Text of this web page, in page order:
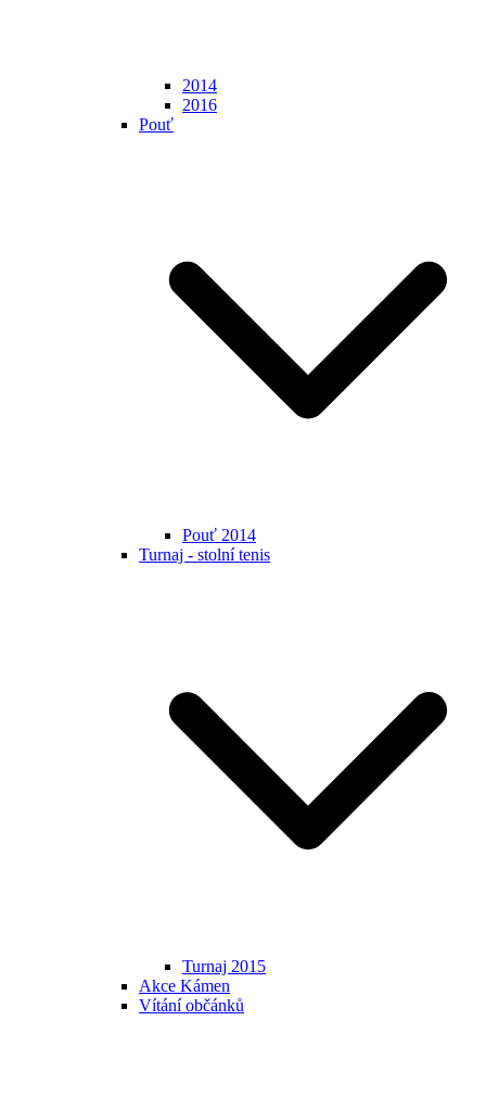
2014
2016
Pouť
Pouť 2014
Turnaj - stolní tenis
Turnaj 2015
Akce Kámen
Vítání občánků